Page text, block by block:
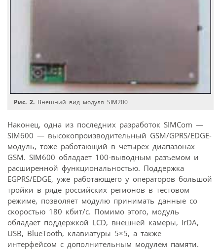
Рис. 2. Внешний вид модуля SIM200
Наконец, одна из последних разработок SIMCom —
SIM600 — высокопроизводительный GSM/GPRS/EDGE-
модуль, тоже работающий в четырех диапазонах
GSM. SIM600 обладает 100-выводным разъемом и
расширенной функциональностью. Поддержка
EGPRS/EDGE, уже работающего у операторов большой
тройки в ряде российских регионов в тестовом
режиме, позволяет модулю принимать данные со
скоростью 180 кбит/с. Помимо этого, модуль
обладает поддержкой LCD, внешней камеры, IrDA,
USB, BlueTooth, клавиатуры 5×5, а также
интерфейсом с дополнительным модулем памяти.